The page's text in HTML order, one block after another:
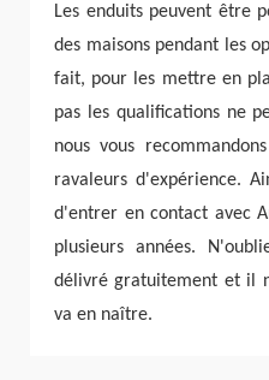
Les enduits peuvent être
des maisons pendant les
fait, pour les mettre en
pas les qualifications ne
nous vous
ravaleurs d'expérience.
d'entrer en contact avec
plusieurs années.
délivré gratuitement et il
va en naître.